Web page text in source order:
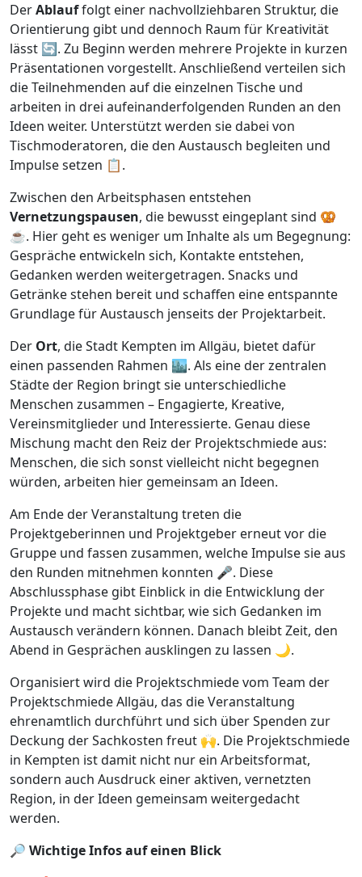
DerAblauffolgt einer nachvollziehbaren Struktur, die
Orientierung gibt und dennoch Raum für Kreativität
lässt 🔄. Zu Beginn werden mehrere Projekte in kurzen
Präsentationen vorgestellt. Anschließend verteilen sich
die Teilnehmenden auf die einzelnen Tische und
arbeiten in drei aufeinanderfolgenden Runden an den
Ideen weiter. Unterstützt werden sie dabei von
Tischmoderatoren, die den Austausch begleiten und
Impulse setzen 📋.
Zwischen den Arbeitsphasen entstehen
Vernetzungspausen, die bewusst eingeplant sind 🥨
☕. Hier geht es weniger um Inhalte als um Begegnung:
Gespräche entwickeln sich, Kontakte entstehen,
Gedanken werden weitergetragen. Snacks und
Getränke stehen bereit und schaffen eine entspannte
Grundlage für Austausch jenseits der Projektarbeit.
Der Ort, die Stadt Kempten im Allgäu, bietet dafür
einen passenden Rahmen 🏙️. Als eine der zentralen
Städte der Region bringt sie unterschiedliche
Menschen zusammen – Engagierte, Kreative,
Vereinsmitglieder und Interessierte. Genau diese
Mischung macht den Reiz der Projektschmiede aus:
Menschen, die sich sonst vielleicht nicht begegnen
würden, arbeiten hier gemeinsam an Ideen.
Am Ende der Veranstaltung treten die
Projektgeberinnen und Projektgeber erneut vor die
Gruppe und fassen zusammen, welche Impulse sie aus
den Runden mitnehmen konnten 🎤. Diese
Abschlussphase gibt Einblick in die Entwicklung der
Projekte und macht sichtbar, wie sich Gedanken im
Austausch verändern können. Danach bleibt Zeit, den
Abend in Gesprächen ausklingen zu lassen 🌙.
Organisiert wird die Projektschmiede vom Team der
Projektschmiede Allgäu, das die Veranstaltung
ehrenamtlich durchführt und sich über Spenden zur
Deckung der Sachkosten freut 🙌. Die Projektschmiede
in Kempten ist damit nicht nur ein Arbeitsformat,
sondern auch Ausdruck einer aktiven, vernetzten
Region, in der Ideen gemeinsam weitergedacht
werden.
🔎 Wichtige Infos auf einen Blick